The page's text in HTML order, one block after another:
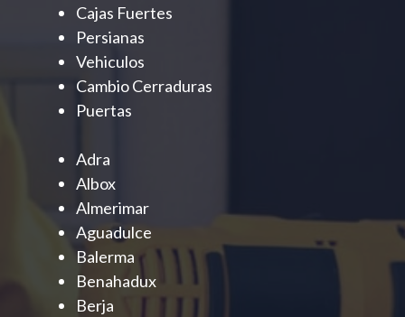
Cajas Fuertes
Persianas
Vehiculos
Cambio Cerraduras
Puertas
Adra
Albox
Almerimar
Aguadulce
Balerma
Benahadux
Berja